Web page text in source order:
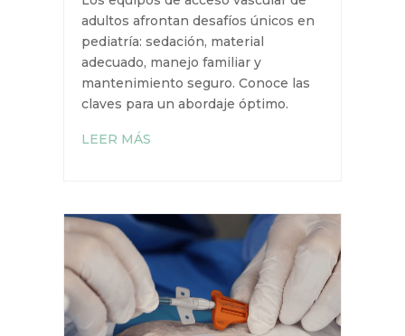
Los equipos de acceso vascular de
adultos afrontan desafíos únicos
en pediatría: sedación, material
adecuado, manejo familiar y
mantenimiento seguro. Conoce las
claves para un abordaje óptimo.
LEER MÁS